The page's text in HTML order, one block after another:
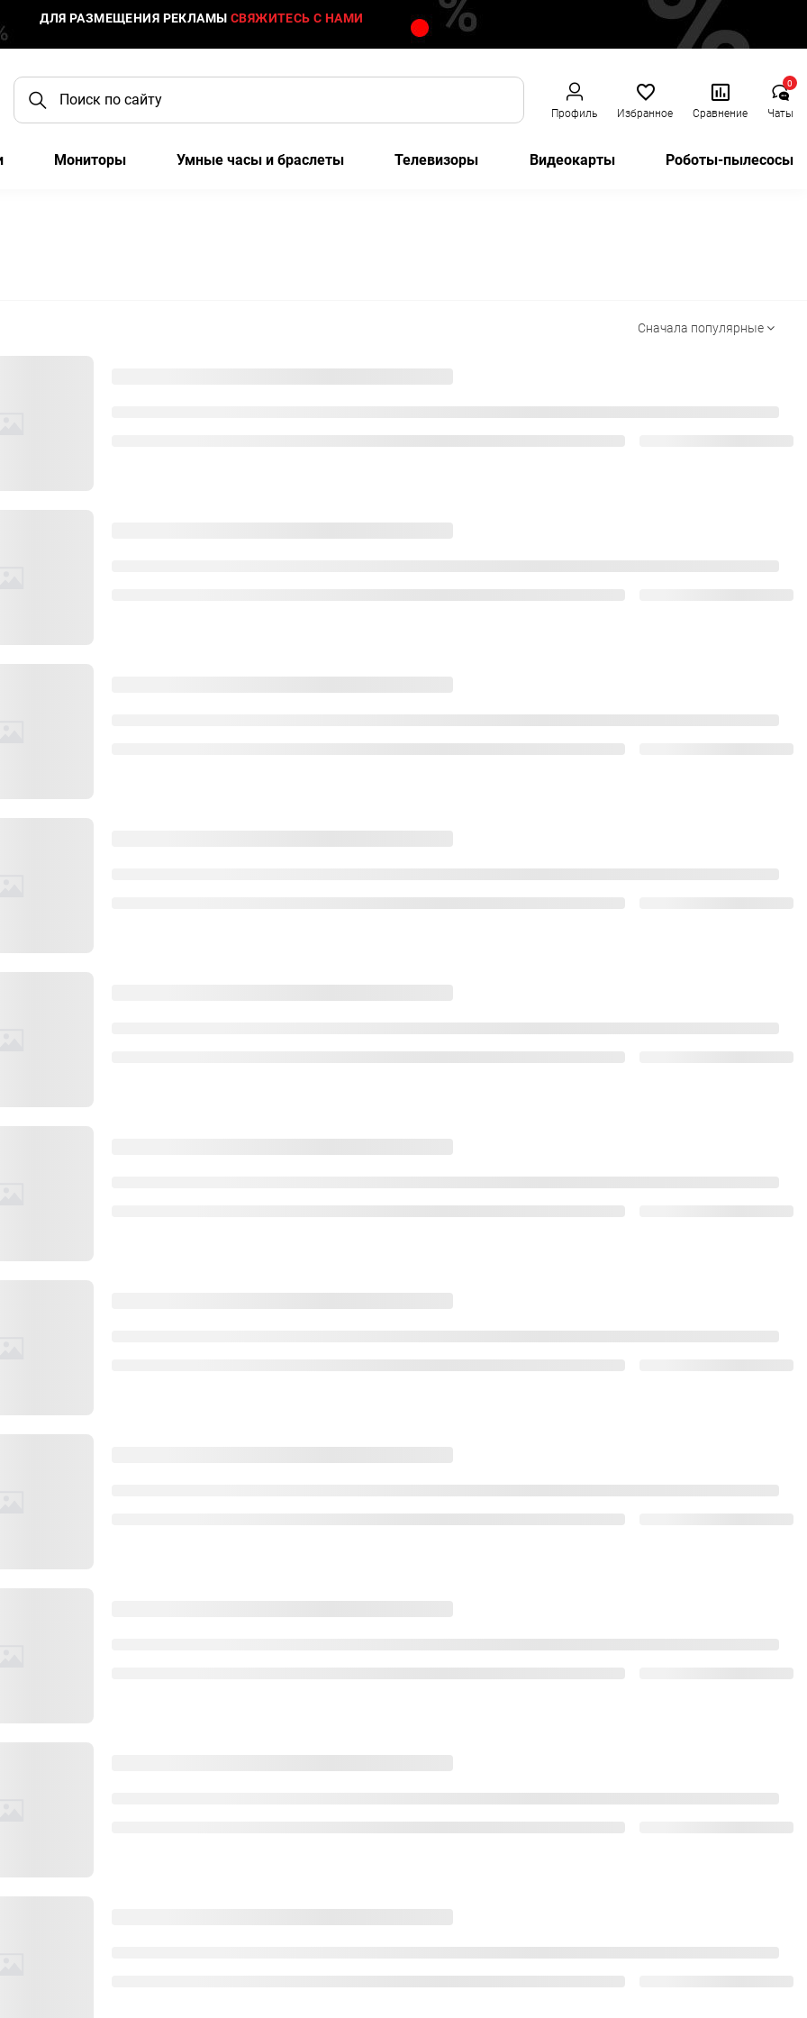
ДЛЯ РАЗМЕЩЕНИЯ РЕКЛАМЫ СВЯЖИТЕСЬ С НАМИ
Профиль Избранное Сравнение Чаты
0
Мониторы Умные часы и браслеты Телевизоры Видеокарты Роботы-пылесосы
Сначала популярные